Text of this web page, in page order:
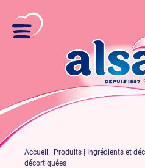
Accueil Produits Ingrédients et
décortiquées